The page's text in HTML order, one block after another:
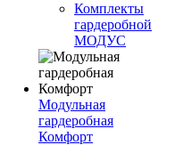
Комплекты
гардеробной
МОДУС
Модульная
гардеробная
Комфорт